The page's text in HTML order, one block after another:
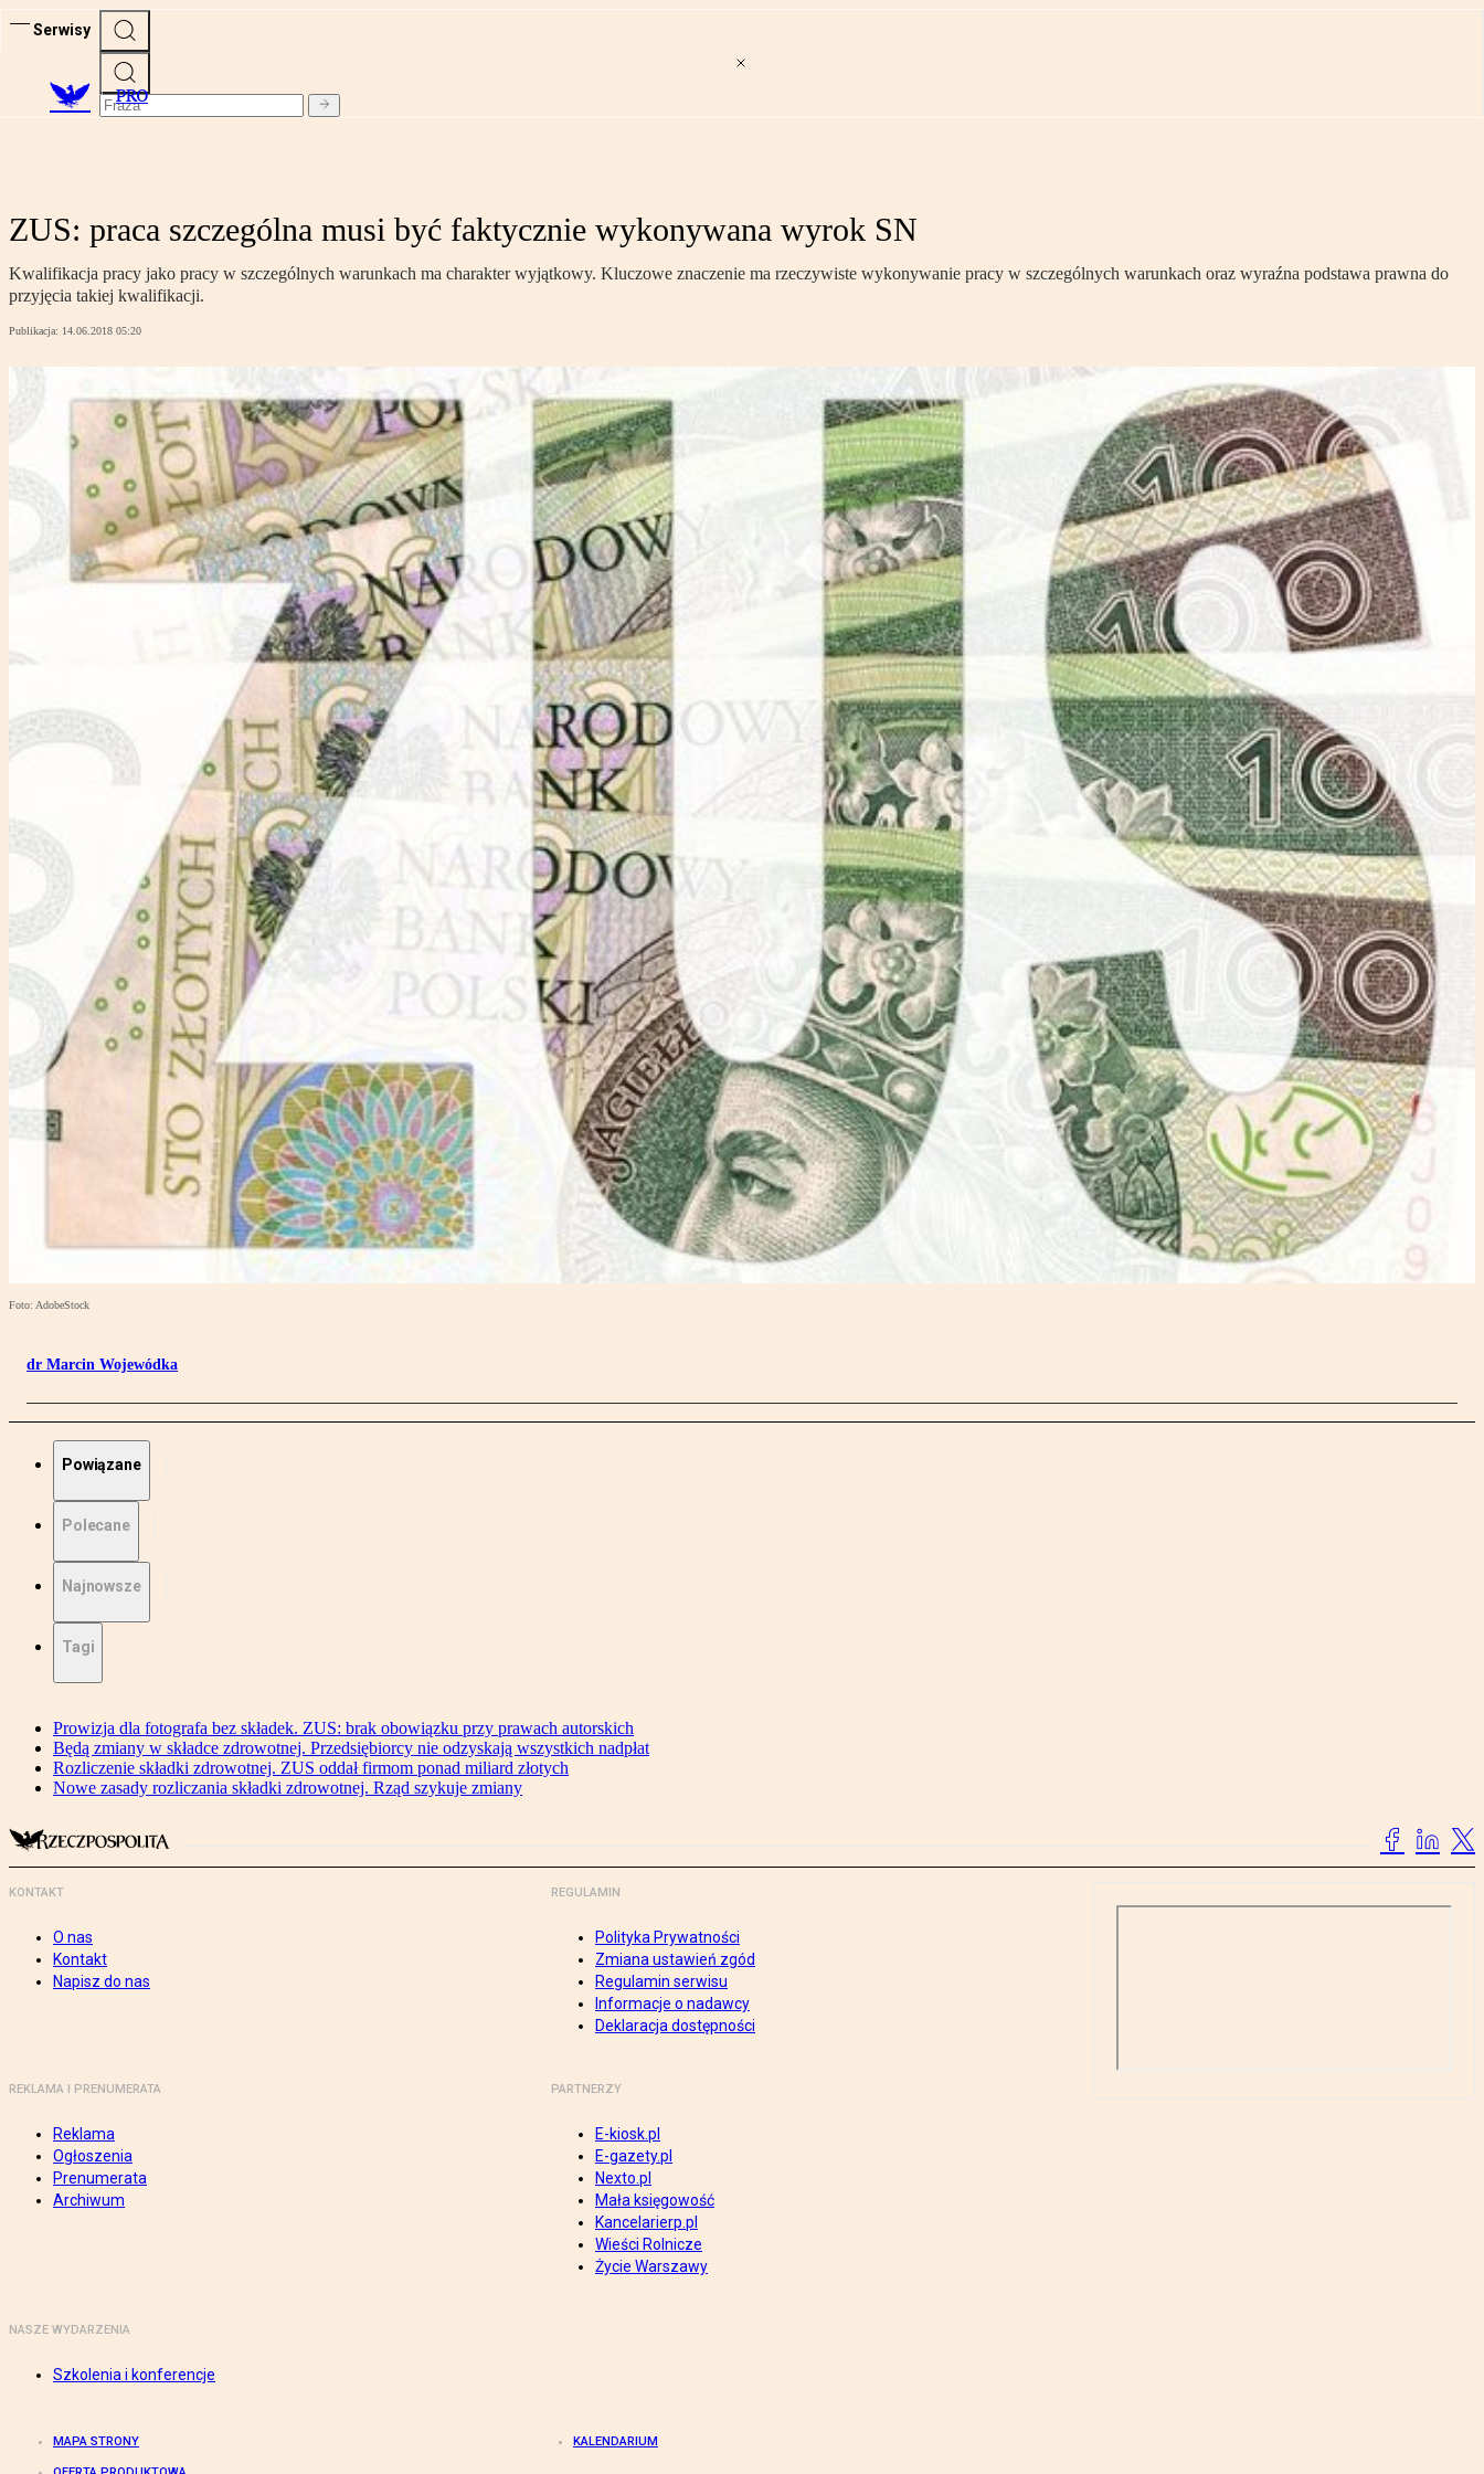
Serwisy
PRO
ZUS: praca szczególna musi być faktycznie wykonywana wyrok SN
Kwalifikacja pracy jako pracy w szczególnych warunkach ma charakter wyjątkowy. Kluczowe znaczenie ma rzeczywiste wykonywanie pracy w szczególnych warunkach oraz wyraźna podstawa prawna do
przyjęcia takiej kwalifikacji.
Publikacja: 14.06.2018 05:20
Foto: AdobeStock
dr Marcin Wojewódka
Powiązane
Polecane
Najnowsze
Tagi
Prowizja dla fotografa bez składek. ZUS: brak obowiązku przy prawach autorskich
Będą zmiany w składce zdrowotnej. Przedsiębiorcy nie odzyskają wszystkich nadpłat
Rozliczenie składki zdrowotnej. ZUS oddał firmom ponad miliard złotych
Nowe zasady rozliczania składki zdrowotnej. Rząd szykuje zmiany
KONTAKT
O nas
Kontakt
Napisz do nas
REGULAMIN
Polityka Prywatności
Zmiana ustawień zgód
Regulamin serwisu
Informacje o nadawcy
Deklaracja dostępności
REKLAMA I PRENUMERATA
Reklama
Ogłoszenia
Prenumerata
Archiwum
PARTNERZY
E-kiosk.pl
E-gazety.pl
Nexto.pl
Mała księgowość
Kancelarierp.pl
Wieści Rolnicze
Życie Warszawy
NASZE WYDARZENIA
Szkolenia i konferencje
MAPA STRONY KALENDARIUM